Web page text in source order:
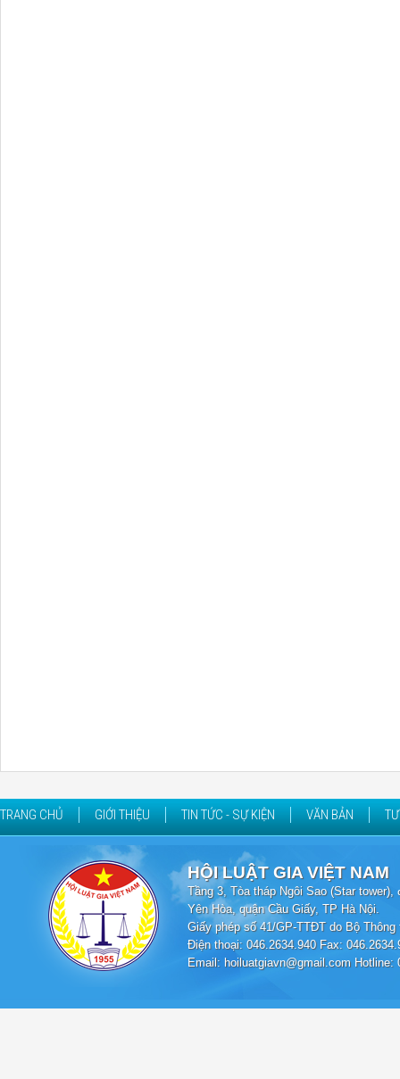
TRANG CHỦ GIỚI THIỆU TIN TỨC - SỰ KIỆN VĂN BẢN
HỘI LUẬT GIA VIỆT NAM
Tầng 3, Tòa tháp Ngôi Sao (Star
Yên Hòa, quận Cầu Giấy, TP Hà Nội.
Giấy phép số 41/GP-TTĐT do Bộ
Điện thoại: 046.2634.940 Fax:
Email: hoiluatgiavn@gmail.com Hotline: